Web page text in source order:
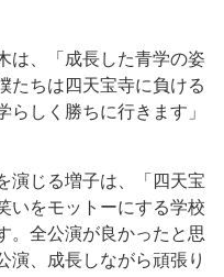
は、「成長した青学の姿
たちは四天宝寺に負ける
しく勝ちに行きます」
演じる増子は、「四天宝
いをモットーにする学校
。全公演が良かったと思
演、成長しながら頑張り